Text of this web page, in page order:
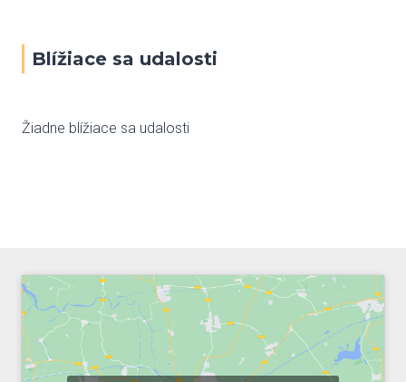
Blížiace sa udalosti
Žiadne blížiace sa udalosti